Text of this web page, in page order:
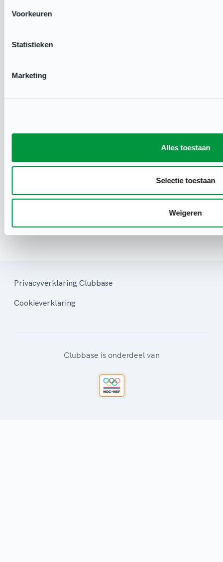
Voorkeuren
Statistieken
Marketing
Alles toestaan
Selectie toestaan
Weigeren
reactie.
Binnen twee werkdagen ontvangt u een (1e)
Privacyverklaring Clubbase
Cookieverklaring
Clubbase is onderdeel van